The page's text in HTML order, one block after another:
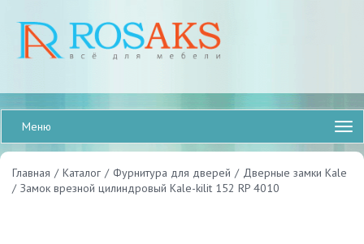
Меню
Главная / Каталог / Фурнитура для дверей / Дверные замки Kale
/ Замок врезной цилиндровый Kale-kilit 152 RP 4010